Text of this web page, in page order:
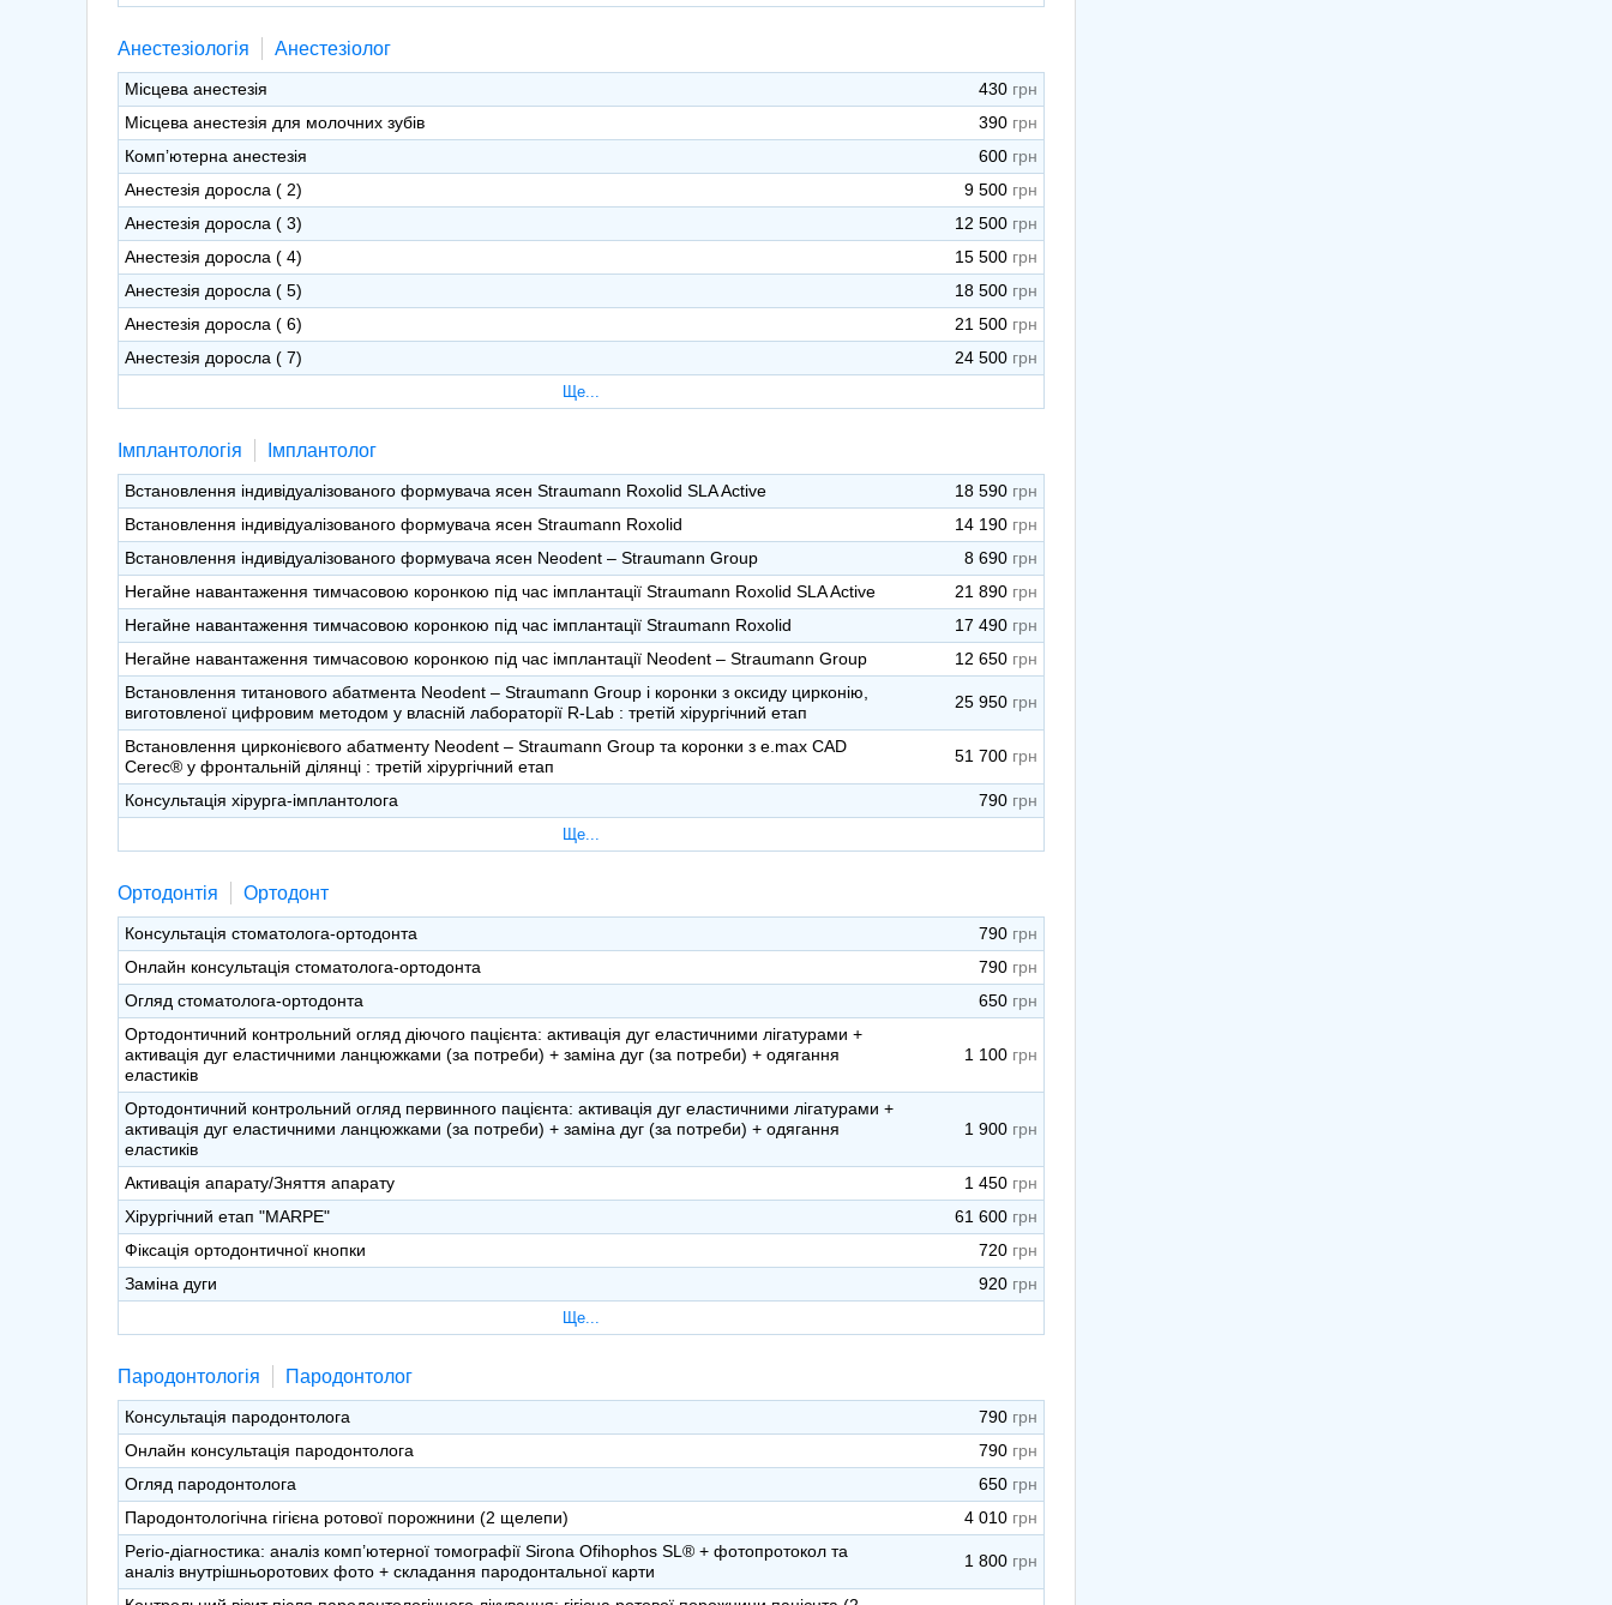
Анестезіологія Анестезіолог
Місцева анестезія
430
Місцева анестезія для молочних зубів
390
Компʼютерна анестезія
600
Анестезія доросла ( 2)
9 500
Анестезія доросла ( 3)
12 500
Анестезія доросла ( 4)
15 500
Анестезія доросла ( 5)
18 500
Анестезія доросла ( 6)
21 500
Анестезія доросла ( 7)
24 500
Ще...
Імплантологія Імплантолог
Встановлення індивідуалізованого формувача ясен Straumann Roxolid SLA Active
18 590
Встановлення індивідуалізованого формувача ясен Straumann Roxolid
14 190
Встановлення індивідуалізованого формувача ясен Neodent – Straumann Group
8 690
Негайне навантаження тимчасовою коронкою під час імплантації Straumann Roxolid SLA Active
21 890
Негайне навантаження тимчасовою коронкою під час імплантації Straumann Roxolid
17 490
Негайне навантаження тимчасовою коронкою під час імплантації Neodent – Straumann Group
12 650
Встановлення титанового абатмента Neodent – Straumann Group і коронки з оксиду цирконію,
виготовленої цифровим методом у власній лабораторії R-Lab : третій хірургічний етап
25 950
Встановлення цирконієвого абатменту Neodent – Straumann Group та коронки з e.max CAD
Cerec® у фронтальній ділянці : третій хірургічний етап
51 700
Консультація хірурга-імплантолога 790
Ще...
Ортодонтія Ортодонт
Консультація стоматолога-ортодонта
790
Онлайн консультація стоматолога-ортодонта
790
Огляд стоматолога-ортодонта
650
Ортодонтичний контрольний огляд діючого пацієнта: активація дуг еластичними лігатурами +
активація дуг еластичними ланцюжками (за потреби) + заміна дуг (за потреби) + одягання
еластиків
1 100
Ортодонтичний контрольний огляд первинного пацієнта: активація дуг еластичними лігатурами +
активація дуг еластичними ланцюжками (за потреби) + заміна дуг (за потреби) + одягання
еластиків
1 900
Активація апарату/Зняття апарату
1 450
Хірургічний етап "MARPE"
61 600
Фіксація ортодонтичної кнопки
720
Заміна дуги
920
Ще...
Пародонтологія Пародонтолог
Консультація пародонтолога
790
Онлайн консультація пародонтолога
790
Огляд пародонтолога
650
Пародонтологічна гігієна ротової порожнини (2 щелепи)
4 010
Perio-діагностика: аналіз комп’ютерної томографії Sirona Ofihophos SL® + фотопротокол та
аналіз внутрішньоротових фото + складання пародонтальної карти
1 800